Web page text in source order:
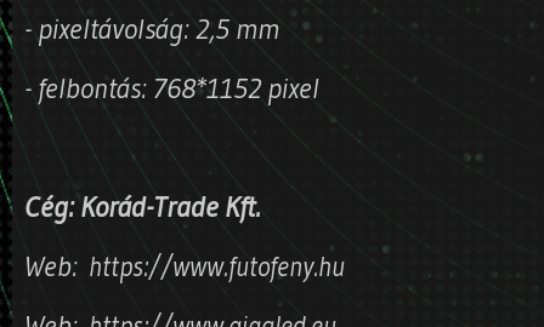
- pixeltávolság: 2,5 mm
- felbontás: 768*1152 pixel
Cég: Korád-Trade Kft.
Web: https://www.futofeny.hu